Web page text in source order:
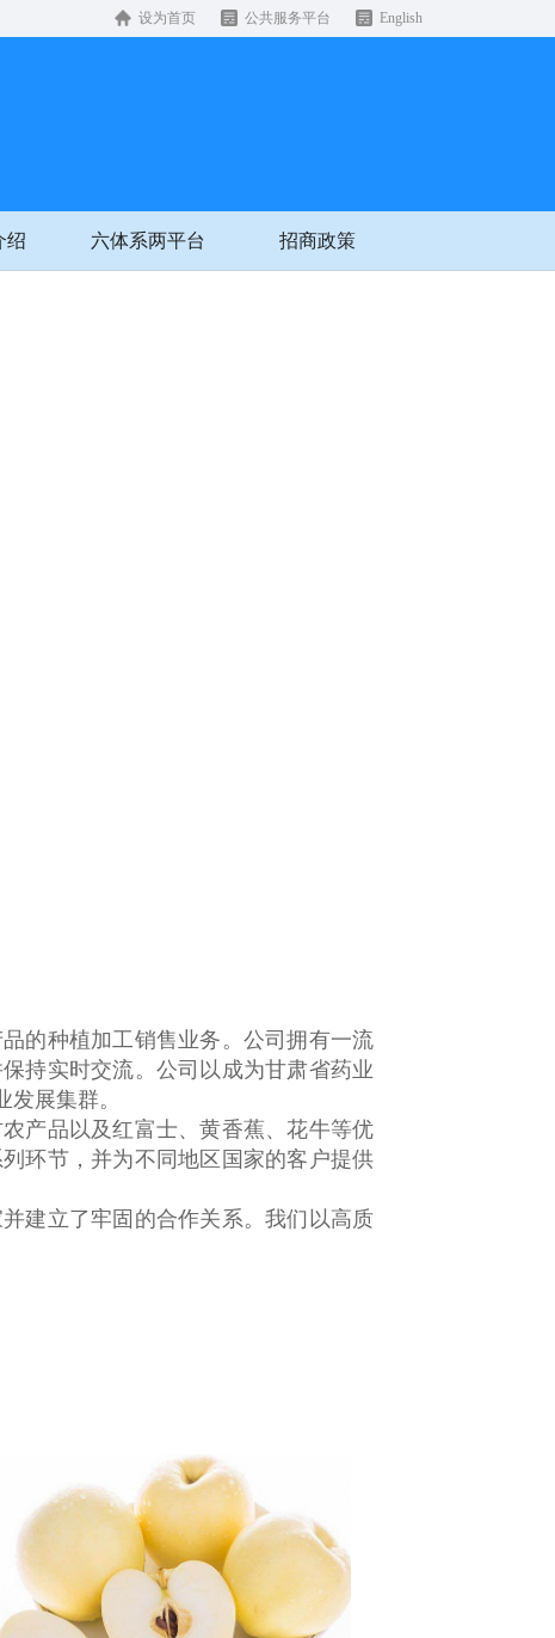
设为首页 公共服务平台 English
绍 六体系两平台 招商政策
的种植加工销售业务。公司拥有一流
持实时交流。公司以成为甘肃省药业
展集群。
产品以及红富士、黄香蕉、花牛等优
环节，并为不同地区国家的客户提供
建立了牢固的合作关系。我们以高质